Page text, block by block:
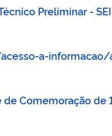
Preliminar -
a-informacao/
Comemoração de